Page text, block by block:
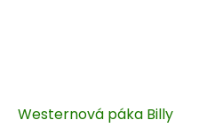
Westernová páka Billy